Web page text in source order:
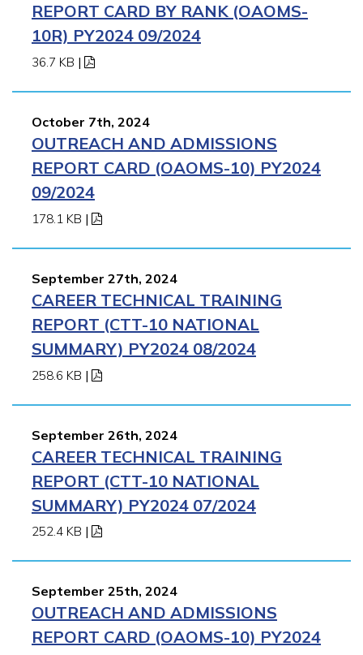
REPORT CARD BY RANK (OAOMS-
10R) PY2024 09/2024
36.7 KB |
October 7th, 2024
OUTREACH AND ADMISSIONS
REPORT CARD (OAOMS-10) PY2024
09/2024
178.1 KB |
September 27th, 2024
CAREER TECHNICAL TRAINING
REPORT (CTT-10 NATIONAL
SUMMARY) PY2024 08/2024
258.6 KB |
September 26th, 2024
CAREER TECHNICAL TRAINING
REPORT (CTT-10 NATIONAL
SUMMARY) PY2024 07/2024
252.4 KB |
September 25th, 2024
OUTREACH AND ADMISSIONS
REPORT CARD (OAOMS-10) PY2024